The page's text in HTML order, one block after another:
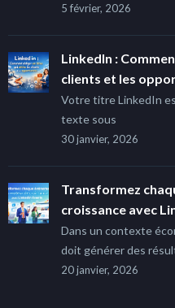
5 février, 2026
LinkedIn :
clients et les
Votre titre LinkedIn
texte sous
30 janvier, 2026
Transformez
croissance avec
Dans un contexte
doit générer des
20 janvier, 2026